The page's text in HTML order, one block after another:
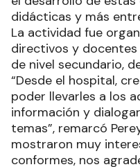
didácticas y más
La actividad fue
directivos y docentes
de nivel secundario,
“Desde el hospital,
poder llevarles a los
información y
temas”, remarcó
mostraron muy
conformes, nos